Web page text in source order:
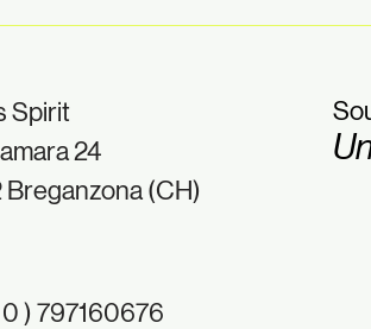
chi
-
Spirit
24
(CH)
0 ) 797160676